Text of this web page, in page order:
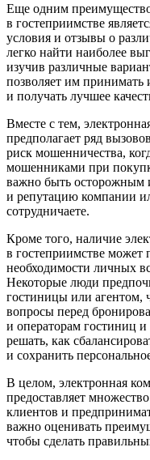
Еще одним
в гостеприимстве
условия и отзывы о
легко найти наиболее
изучив различные
позволяет им
и получать лучшее
Вместе с тем,
предполагает ряд
риск мошенничества,
мошенниками при
важно быть осторожным
и репутацию компании
сотрудничаете.
Кроме того, наличие
в гостеприимстве
необходимости личных
Некоторые люди
гостиницы или агентом,
вопросы перед
и операторам гостиниц
решать, как
и сохранить
В целом, электронная
предоставляет
клиентов и
важно оценивать
чтобы сделать